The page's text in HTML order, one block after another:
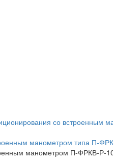
со
манометром типа П-
манометром П-ФРКВ-Р-